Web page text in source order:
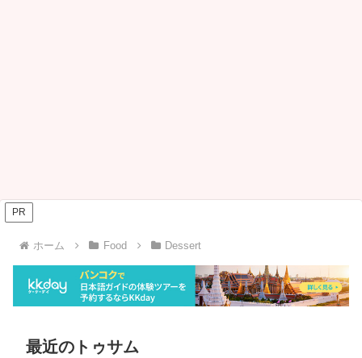
PR
ホーム Food Dessert
最近のトゥサム